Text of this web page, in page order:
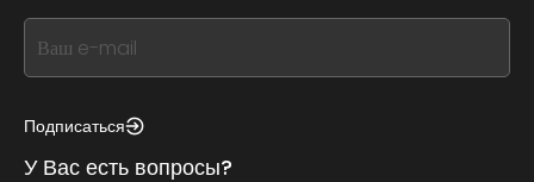
If
you
this,
Подписаться
У Вас есть вопросы?